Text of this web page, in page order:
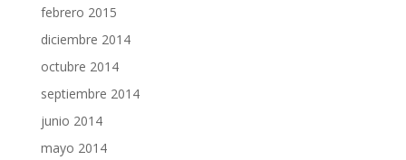
febrero 2015
diciembre 2014
octubre 2014
septiembre 2014
junio 2014
mayo 2014